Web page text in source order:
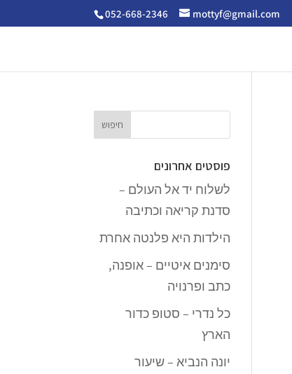
052-668-2346 mottyf@gmail.com
פוסטים אחרונים
לשלוח יד אל העולם –
סדנת קריאה וכתיבה
הילדות היא פלנטה אחרת
סימנים איטיים – אופנה,
כתב ופרנויה
כל נדרי – סטופ כדור
הארץ
יונה הנביא – שיעור